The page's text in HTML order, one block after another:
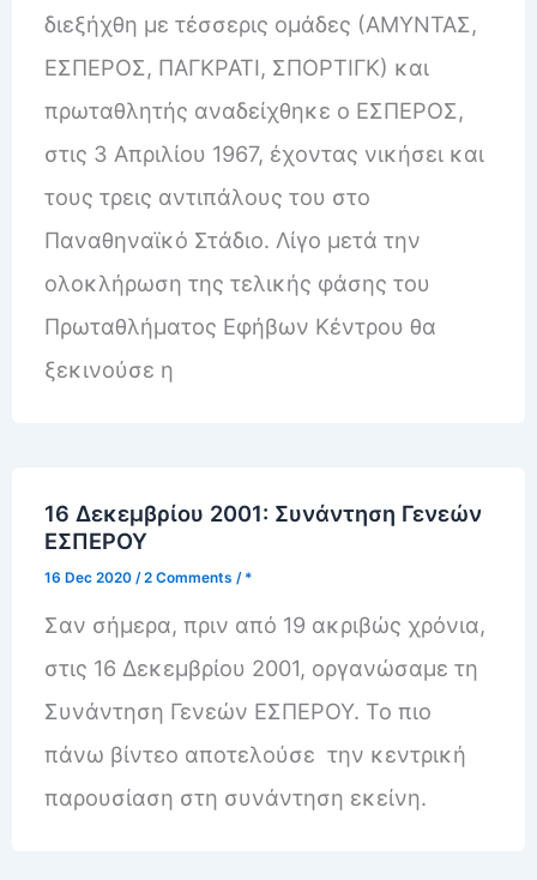
διεξήχθη με τέσσερις ομάδες (ΑΜΥΝΤΑΣ,
ΕΣΠΕΡΟΣ, ΠΑΓΚΡΑΤΙ, ΣΠΟΡΤΙΓΚ) και
πρωταθλητής αναδείχθηκε ο ΕΣΠΕΡΟΣ,
στις 3 Απριλίου 1967, έχοντας νικήσει και
τους τρεις αντιπάλους του στο
Παναθηναϊκό Στάδιο. Λίγο μετά την
ολοκλήρωση της τελικής φάσης του
Πρωταθλήματος Εφήβων Κέντρου θα
ξεκινούσε η
16 Δεκεμβρίου 2001: Συνάντηση Γενεών
ΕΣΠΕΡΟΥ
16 Dec 2020/2 Comments / *
Σαν σήμερα, πριν από 19 ακριβώς χρόνια,
στις 16 Δεκεμβρίου 2001, οργανώσαμε τη
Συνάντηση Γενεών ΕΣΠΕΡΟΥ. Το πιο
πάνω βίντεο αποτελούσε την κεντρική
παρουσίαση στη συνάντηση εκείνη.